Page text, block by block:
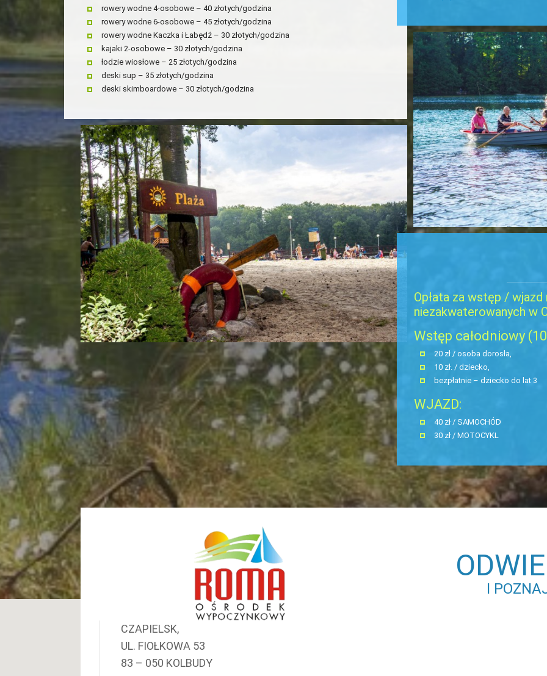
GALERIA ZDJĘĆ
WYPOŻYCZALNIA SPRZĘTU
PLAN OŚRODKA
Domki
Hotel
Wyżywienie
Wypożyczalnia sprzętu
Inne
ATRAKCJE
REGULAMIN
ORGANIZACJA IMPREZ
WESELA
ZIELONE SZKOŁY
rowery wodne 4-osobowe – 40 złotych/godzina
rowery wodne 6-osobowe – 45 złotych/godzina
rowery wodne Kaczka i Łabędź – 30 złotych/godzina
kajaki 2-osobowe – 30 złotych/godzina
łodzie wiosłowe – 25 złotych/godzina
deski sup – 35 złotych/godzina
deski skimboardowe – 30 złotych/godzina
Opłata za wstęp /
niezakwaterowanych w
Wstęp całodniowy
20 zł / osoba dorosła,
10 zł. / dziecko,
bezpłatnie – dziecko do lat 3
WJAZD:
40 zł / SAMOCHÓD
30 zł / MOTOCYKL
I
CZAPIELSK,
UL. FIOŁKOWA 53
83 – 050 KOLBUDY